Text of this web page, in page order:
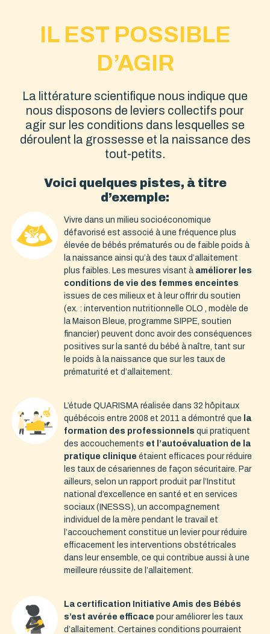
IL EST POSSIBLE
D’AGIR
La littérature scientifique nous indique que
nous disposons de leviers collectifs pour
agir sur les conditions dans lesquelles se
déroulent la grossesse et la naissance des
tout-petits.
Voici quelques pistes, à titre
d’exemple:
Vivre dans un milieu socioéconomique
défavorisé est associé à une fréquence plus
élevée de bébés prématurés ou de faible poids à
la naissance ainsi qu’à des taux d’allaitement
plus faibles. Les mesures visant à améliorer les
conditions de vie des femmes enceintes
issues de ces milieux et à leur offrir du soutien
(ex. : intervention nutritionnelle OLO , modèle de
la Maison Bleue, programme SIPPE, soutien
financier) peuvent donc avoir des conséquences
positives sur la santé du bébé à naître, tant sur
le poids à la naissance que sur les taux de
prématurité et d’allaitement.
L’étude QUARISMA réalisée dans 32 hôpitaux
québécois entre 2008 et 2011 a démontré que la
formation des professionnels qui pratiquent
des accouchements et l’autoévaluation de la
pratique clinique étaient efficaces pour réduire
les taux de césariennes de façon sécuritaire. Par
ailleurs, selon un rapport produit par l’Institut
national d’excellence en santé et en services
sociaux (INESSS), un accompagnement
individuel de la mère pendant le travail et
l’accouchement constitue un levier pour réduire
efficacement les interventions obstétricales
dans leur ensemble, ce qui contribue aussi à une
meilleure réussite de l’allaitement.
La certification Initiative Amis des Bébés
s’est avérée efficace pour améliorer les taux
d’allaitement. Certaines conditions pourraient